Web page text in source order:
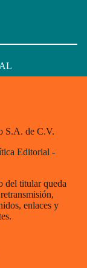
S.A. de C.V.
Editorial -
del titular queda
enlaces y